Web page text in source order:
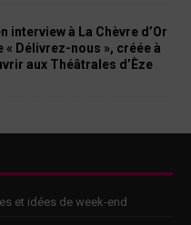
interview à La Chèvre d’Or
« Délivrez-nous », créée à
aux Théâtrales d’Èze
et idées de week-end